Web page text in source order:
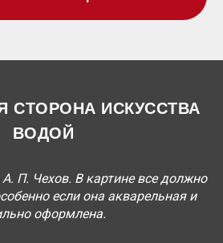
СТОРОНА ИСКУССТВА
ВОДОЙ
П. Чехов. В картине все должно
если она акварельная и
оформлена.